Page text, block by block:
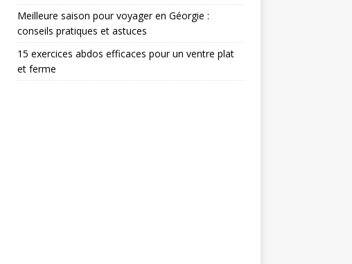
Meilleure saison pour voyager en Géorgie :
conseils pratiques et astuces
15 exercices abdos efficaces pour un ventre plat
et ferme